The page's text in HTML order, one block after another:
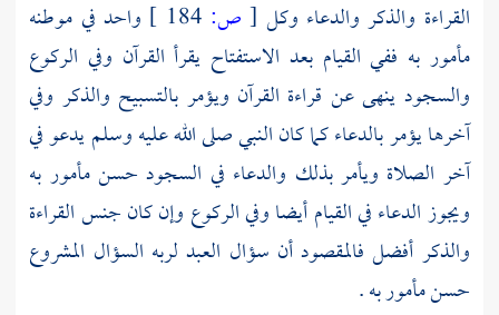
القراءة والذكر والدعاء وكل [ ص:
واحد في موطنه
مأمور به ففي القيام بعد الاستفتاح يقرأ القرآن وفي الركوع
والسجود ينهى عن قراءة القرآن ويؤمر بالتسبيح والذكر وفي
آخرها يؤمر بالدعاء كما كان النبي صلى الله عليه وسلم يدعو في
آخر الصلاة ويأمر بذلك والدعاء في السجود حسن مأمور به
ويجوز الدعاء في القيام أيضا وفي الركوع وإن كان جنس القراءة
والذكر أفضل فالمقصود أن سؤال العبد لربه السؤال المشروع
حسن مأمور به .